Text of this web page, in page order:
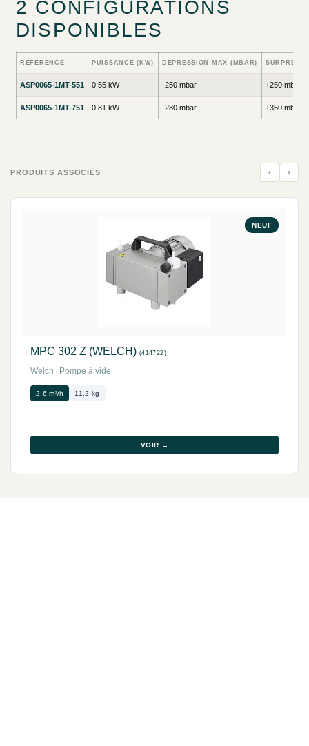
2 CONFIGURATIONS
DISPONIBLES
RÉFÉRENCE PUISSANCE (KW) DÉPRESSION MAX (MBAR)
ASP0065-1MT-551 0.55 kW -250 mbar +250 mbar
ASP0065-1MT-751 0.81 kW -280 mbar +350 mbar
PRODUITS ASSOCIÉS ‹ ›
NEUF
MPC 302 Z (WELCH) (414722)
Welch · Pompe à vide
2.6 m³/h 11.2 kg
VOIR →